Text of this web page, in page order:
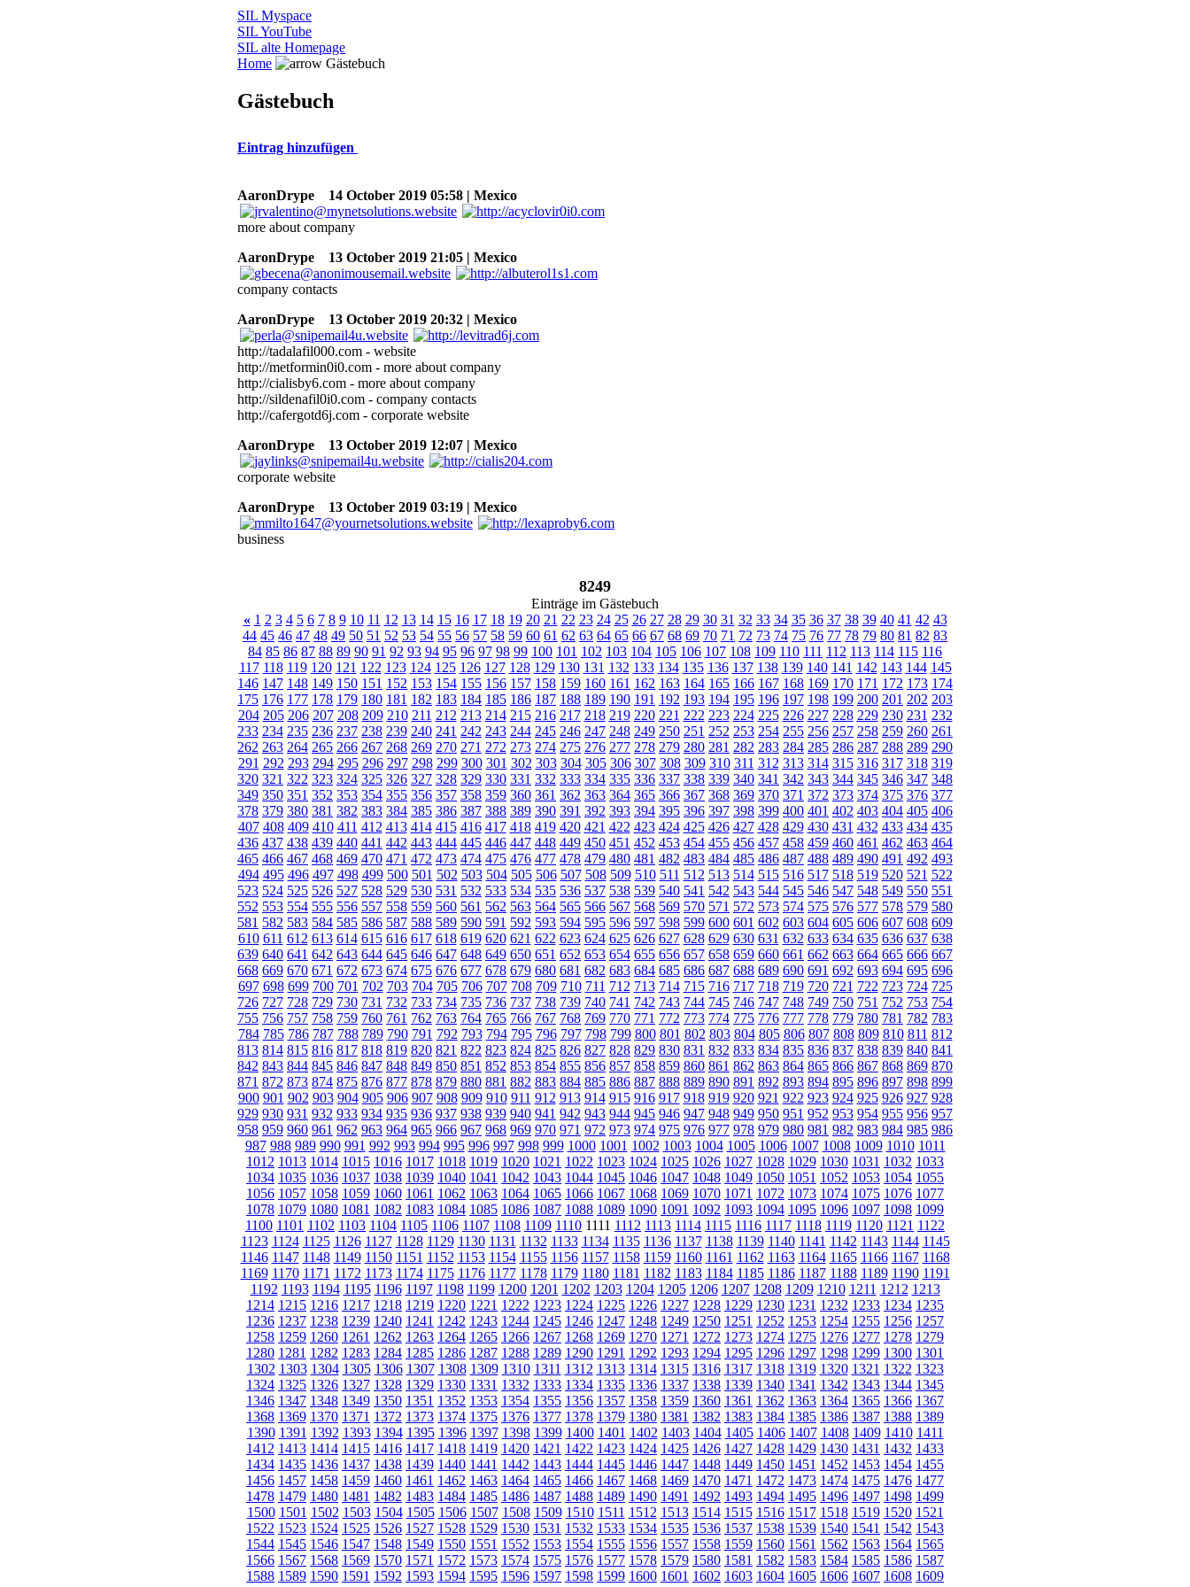
SIL Myspace
SIL YouTube
SIL alte Homepage
Home
Gästebuch
Gästebuch
Eintrag hinzufügen
AaronDrype 14 October 2019 05:58 | Mexico
more about company
AaronDrype
13 October 2019 21:05 | Mexico
company contacts
AaronDrype
13 October 2019 20:32 | Mexico
http://tadalafil000.com - website
http://metformin0i0.com - more about company
http://cialisby6.com - more about company
http://sildenafil0i0.com - company contacts
http://cafergotd6j.com - corporate website
AaronDrype
13 October 2019 12:07 | Mexico
corporate website
AaronDrype
13 October 2019 03:19 | Mexico
business
8249
Einträge im Gästebuch
« 1 2 3 4 5 6 7 8 9 10 11 12 13 14 15 16 17 18 19 20 21 22 23 24 25 26 27 28 29 30 31 32 33 34 35 36 37 38 39 40 41 42 43
44 45 46 47 48 49 50 51 52 53 54 55 56 57 58 59 60 61 62 63 64 65 66 67 68 69 70 71 72 73 74 75 76 77 78 79 80 81 82 83
84 85 86 87 88 89 90 91 92 93 94 95 96 97 98 99 100 101 102 103 104 105 106 107 108 109 110 111 112 113 114 115 116
117 118 119 120 121 122 123 124 125 126 127 128 129 130 131 132 133 134 135 136 137 138 139 140 141 142 143 144 145
146 147 148 149 150 151 152 153 154 155 156 157 158 159 160 161 162 163 164 165 166 167 168 169 170 171 172 173 174
175 176 177 178 179 180 181 182 183 184 185 186 187 188 189 190 191 192 193 194 195 196 197 198 199 200 201 202 203
204 205 206 207 208 209 210 211 212 213 214 215 216 217 218 219 220 221 222 223 224 225 226 227 228 229 230 231 232
233 234 235 236 237 238 239 240 241 242 243 244 245 246 247 248 249 250 251 252 253 254 255 256 257 258 259 260 261
262 263 264 265 266 267 268 269 270 271 272 273 274 275 276 277 278 279 280 281 282 283 284 285 286 287 288 289 290
291 292 293 294 295 296 297 298 299 300 301 302 303 304 305 306 307 308 309 310 311 312 313 314 315 316 317 318 319
320 321 322 323 324 325 326 327 328 329 330 331 332 333 334 335 336 337 338 339 340 341 342 343 344 345 346 347 348
349 350 351 352 353 354 355 356 357 358 359 360 361 362 363 364 365 366 367 368 369 370 371 372 373 374 375 376 377
378 379 380 381 382 383 384 385 386 387 388 389 390 391 392 393 394 395 396 397 398 399 400 401 402 403 404 405 406
407 408 409 410 411 412 413 414 415 416 417 418 419 420 421 422 423 424 425 426 427 428 429 430 431 432 433 434 435
436 437 438 439 440 441 442 443 444 445 446 447 448 449 450 451 452 453 454 455 456 457 458 459 460 461 462 463 464
465 466 467 468 469 470 471 472 473 474 475 476 477 478 479 480 481 482 483 484 485 486 487 488 489 490 491 492 493
494 495 496 497 498 499 500 501 502 503 504 505 506 507 508 509 510 511 512 513 514 515 516 517 518 519 520 521 522
523 524 525 526 527 528 529 530 531 532 533 534 535 536 537 538 539 540 541 542 543 544 545 546 547 548 549 550 551
552 553 554 555 556 557 558 559 560 561 562 563 564 565 566 567 568 569 570 571 572 573 574 575 576 577 578 579 580
581 582 583 584 585 586 587 588 589 590 591 592 593 594 595 596 597 598 599 600 601 602 603 604 605 606 607 608 609
610 611 612 613 614 615 616 617 618 619 620 621 622 623 624 625 626 627 628 629 630 631 632 633 634 635 636 637 638
639 640 641 642 643 644 645 646 647 648 649 650 651 652 653 654 655 656 657 658 659 660 661 662 663 664 665 666 667
668 669 670 671 672 673 674 675 676 677 678 679 680 681 682 683 684 685 686 687 688 689 690 691 692 693 694 695 696
697 698 699 700 701 702 703 704 705 706 707 708 709 710 711 712 713 714 715 716 717 718 719 720 721 722 723 724 725
726 727 728 729 730 731 732 733 734 735 736 737 738 739 740 741 742 743 744 745 746 747 748 749 750 751 752 753 754
755 756 757 758 759 760 761 762 763 764 765 766 767 768 769 770 771 772 773 774 775 776 777 778 779 780 781 782 783
784 785 786 787 788 789 790 791 792 793 794 795 796 797 798 799 800 801 802 803 804 805 806 807 808 809 810 811 812
813 814 815 816 817 818 819 820 821 822 823 824 825 826 827 828 829 830 831 832 833 834 835 836 837 838 839 840 841
842 843 844 845 846 847 848 849 850 851 852 853 854 855 856 857 858 859 860 861 862 863 864 865 866 867 868 869 870
871 872 873 874 875 876 877 878 879 880 881 882 883 884 885 886 887 888 889 890 891 892 893 894 895 896 897 898 899
900 901 902 903 904 905 906 907 908 909 910 911 912 913 914 915 916 917 918 919 920 921 922 923 924 925 926 927 928
929 930 931 932 933 934 935 936 937 938 939 940 941 942 943 944 945 946 947 948 949 950 951 952 953 954 955 956 957
958 959 960 961 962 963 964 965 966 967 968 969 970 971 972 973 974 975 976 977 978 979 980 981 982 983 984 985 986
987 988 989 990 991 992 993 994 995 996 997 998 999 1000 1001 1002 1003 1004 1005 1006 1007 1008 1009 1010 1011
1012 1013 1014 1015 1016 1017 1018 1019 1020 1021 1022 1023 1024 1025 1026 1027 1028 1029 1030 1031 1032 1033
1034 1035 1036 1037 1038 1039 1040 1041 1042 1043 1044 1045 1046 1047 1048 1049 1050 1051 1052 1053 1054 1055
1056 1057 1058 1059 1060 1061 1062 1063 1064 1065 1066 1067 1068 1069 1070 1071 1072 1073 1074 1075 1076 1077
1078 1079 1080 1081 1082 1083 1084 1085 1086 1087 1088 1089 1090 1091 1092 1093 1094 1095 1096 1097 1098 1099
1100 1101 1102 1103 1104 1105 1106 1107 1108 1109 1110 1111 1112 1113 1114 1115 1116 1117 1118 1119 1120 1121 1122
1123 1124 1125 1126 1127 1128 1129 1130 1131 1132 1133 1134 1135 1136 1137 1138 1139 1140 1141 1142 1143 1144 1145
1146 1147 1148 1149 1150 1151 1152 1153 1154 1155 1156 1157 1158 1159 1160 1161 1162 1163 1164 1165 1166 1167 1168
1169 1170 1171 1172 1173 1174 1175 1176 1177 1178 1179 1180 1181 1182 1183 1184 1185 1186 1187 1188 1189 1190 1191
1192 1193 1194 1195 1196 1197 1198 1199 1200 1201 1202 1203 1204 1205 1206 1207 1208 1209 1210 1211 1212 1213
1214 1215 1216 1217 1218 1219 1220 1221 1222 1223 1224 1225 1226 1227 1228 1229 1230 1231 1232 1233 1234 1235
1236 1237 1238 1239 1240 1241 1242 1243 1244 1245 1246 1247 1248 1249 1250 1251 1252 1253 1254 1255 1256 1257
1258 1259 1260 1261 1262 1263 1264 1265 1266 1267 1268 1269 1270 1271 1272 1273 1274 1275 1276 1277 1278 1279
1280 1281 1282 1283 1284 1285 1286 1287 1288 1289 1290 1291 1292 1293 1294 1295 1296 1297 1298 1299 1300 1301
1302 1303 1304 1305 1306 1307 1308 1309 1310 1311 1312 1313 1314 1315 1316 1317 1318 1319 1320 1321 1322 1323
1324 1325 1326 1327 1328 1329 1330 1331 1332 1333 1334 1335 1336 1337 1338 1339 1340 1341 1342 1343 1344 1345
1346 1347 1348 1349 1350 1351 1352 1353 1354 1355 1356 1357 1358 1359 1360 1361 1362 1363 1364 1365 1366 1367
1368 1369 1370 1371 1372 1373 1374 1375 1376 1377 1378 1379 1380 1381 1382 1383 1384 1385 1386 1387 1388 1389
1390 1391 1392 1393 1394 1395 1396 1397 1398 1399 1400 1401 1402 1403 1404 1405 1406 1407 1408 1409 1410 1411
1412 1413 1414 1415 1416 1417 1418 1419 1420 1421 1422 1423 1424 1425 1426 1427 1428 1429 1430 1431 1432 1433
1434 1435 1436 1437 1438 1439 1440 1441 1442 1443 1444 1445 1446 1447 1448 1449 1450 1451 1452 1453 1454 1455
1456 1457 1458 1459 1460 1461 1462 1463 1464 1465 1466 1467 1468 1469 1470 1471 1472 1473 1474 1475 1476 1477
1478 1479 1480 1481 1482 1483 1484 1485 1486 1487 1488 1489 1490 1491 1492 1493 1494 1495 1496 1497 1498 1499
1500 1501 1502 1503 1504 1505 1506 1507 1508 1509 1510 1511 1512 1513 1514 1515 1516 1517 1518 1519 1520 1521
1522 1523 1524 1525 1526 1527 1528 1529 1530 1531 1532 1533 1534 1535 1536 1537 1538 1539 1540 1541 1542 1543
1544 1545 1546 1547 1548 1549 1550 1551 1552 1553 1554 1555 1556 1557 1558 1559 1560 1561 1562 1563 1564 1565
1566 1567 1568 1569 1570 1571 1572 1573 1574 1575 1576 1577 1578 1579 1580 1581 1582 1583 1584 1585 1586 1587
1588 1589 1590 1591 1592 1593 1594 1595 1596 1597 1598 1599 1600 1601 1602 1603 1604 1605 1606 1607 1608 1609